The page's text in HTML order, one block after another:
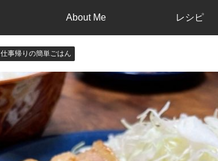
About Me レシピ
仕事帰りの簡単ごはん